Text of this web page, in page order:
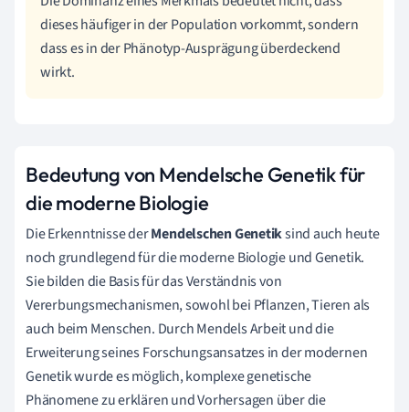
dieses häufiger in der Population vorkommt, sondern
dass es in der Phänotyp-Ausprägung überdeckend
wirkt.
Bedeutung von Mendelsche Genetik für
die moderne Biologie
Die Erkenntnisse derMendelschen Genetiksind auch heute
noch grundlegend für die moderne Biologie und Genetik.
Sie bilden die Basis für das Verständnis von
Vererbungsmechanismen, sowohl bei Pflanzen, Tieren als
auch beim Menschen. Durch Mendels Arbeit und die
Erweiterung seines Forschungsansatzes in der modernen
Genetik wurde es möglich, komplexe genetische
Phänomene zu erklären und Vorhersagen über die